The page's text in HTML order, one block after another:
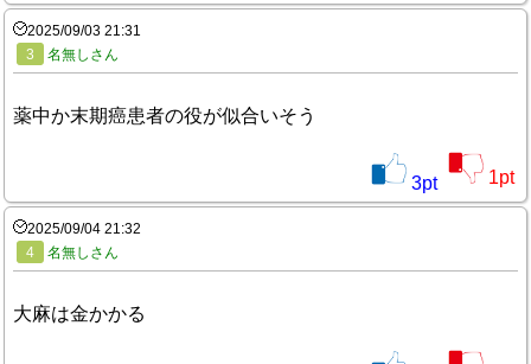
2025/09/03 21:31
3
名無しさん
薬中か末期癌患者の役が似合いそう
3pt 1pt
2025/09/04 21:32
4
名無しさん
大麻は金かかる